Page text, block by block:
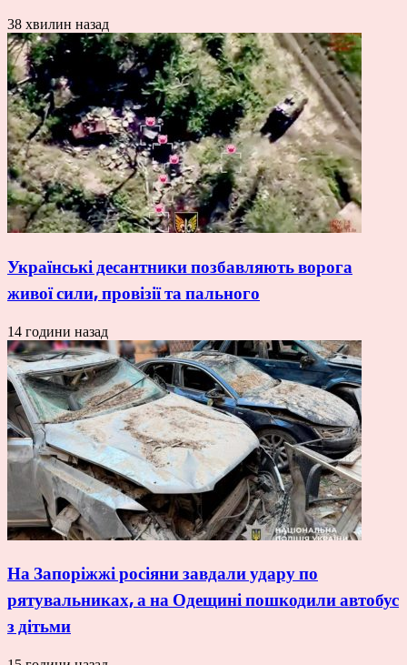
38 хвилин назад
Українські десантники позбавляють ворога
живої сили, провізії та пального
14 години назад
На Запоріжжі росіяни завдали удару по
рятувальниках, а на Одещині пошкодили автобус
з дітьми